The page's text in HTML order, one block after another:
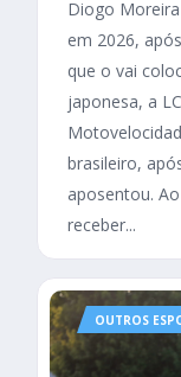
Diogo
em 2026,
que o vai
japonesa, a
brasileiro,
aposentou.
receber...
OUTROS